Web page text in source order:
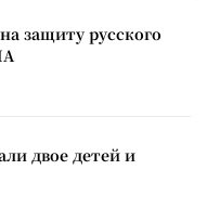
защиту русского
двое детей и